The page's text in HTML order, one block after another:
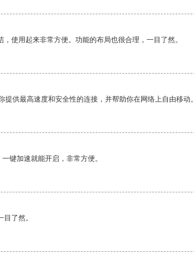
使用起来非常方便。功能的布局也很合理，一目了然。
提供最高速度和安全性的连接，并帮助你在网络上自由移动。
键加速就能开启，非常方便。
了然。